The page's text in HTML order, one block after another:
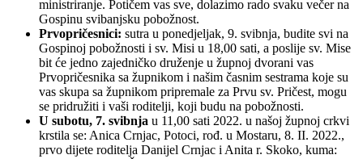
ministriranje. Potičem vas sve, dolazimo rado svaku večer na
Gospinu svibanjsku pobožnost.
Prvopričesnici: sutra u ponedjeljak, 9. svibnja, budite svi na
Gospinoj pobožnosti i sv. Misi u 18,00 sati, a poslije sv. Mise
bit će jedno zajedničko druženje u župnoj dvorani vas
Prvopričesnika sa župnikom i našim časnim sestrama koje su
vas skupa sa župnikom pripremale za Prvu sv. Pričest, mogu
se pridružiti i vaši roditelji, koji budu na pobožnosti.
U subotu, 7. svibnja u 11,00 sati 2022. u našoj župnoj crkvi
krstila se: Anica Crnjac, Potoci, rođ. u Mostaru, 8. II. 2022.,
prvo dijete roditelja Danijel Crnjac i Anita r. Skoko, kuma: